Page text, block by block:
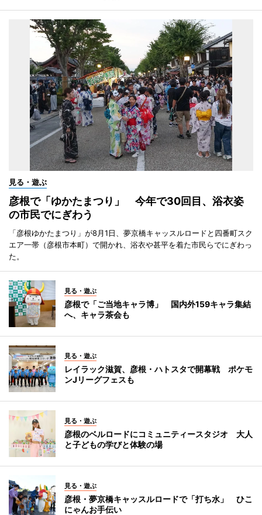
見る・遊ぶ
彦根で「ゆかたまつり」 今年で30回目、浴衣姿
の市民でにぎわう
「彦根ゆかたまつり」が8月1日、夢京橋キャッスルロードと四番町スク
エア一帯（彦根市本町）で開かれ、浴衣や甚平を着た市民らでにぎわっ
た。
見る・遊ぶ
彦根で「ご当地キャラ博」 国内外159キャラ集結
へ、キャラ茶会も
見る・遊ぶ
レイラック滋賀、彦根・ハトスタで開幕戦 ポケモ
ンJリーグフェスも
見る・遊ぶ
彦根のベルロードにコミュニティースタジオ 大人
と子どもの学びと体験の場
見る・遊ぶ
彦根・夢京橋キャッスルロードで「打ち水」 ひこ
にゃんお手伝い